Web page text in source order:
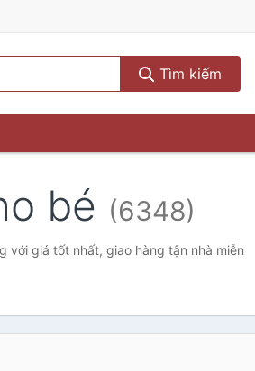
Tìm kiếm
bé (6348)
với giá tốt nhất, giao hàng tận nhà miễn